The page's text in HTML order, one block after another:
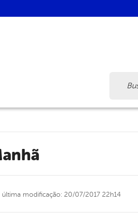
Manhã
última modificação: 20/07/2017 22h14